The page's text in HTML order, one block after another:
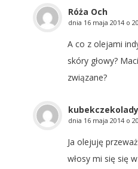
Róża Och
dnia 16 maja 2014 o
A co z olejami
skóry głowy?
związane?
kubekczekolady
dnia 16 maja 2014 o
Ja olejuję
włosy mi się się